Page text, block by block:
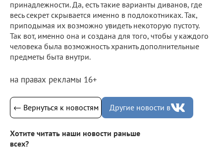
принадлежности. Да, есть такие варианты диванов, где
весь секрет скрывается именно в подлокотниках. Так,
приподымая их возможно увидеть некоторую пустоту.
Так вот, именно она и создана для того, чтобы у каждого
человека была возможность хранить дополнительные
предметы быта внутри.
на правах рекламы 16+
← Вернуться к новостям Другие новости в
Хотите читать наши новости раньше
всех?